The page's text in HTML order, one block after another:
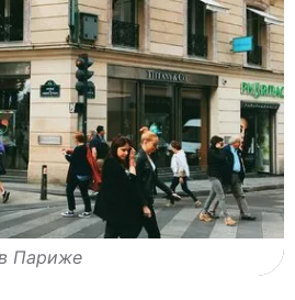
Париже